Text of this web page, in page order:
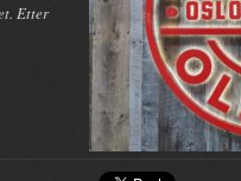
Etter